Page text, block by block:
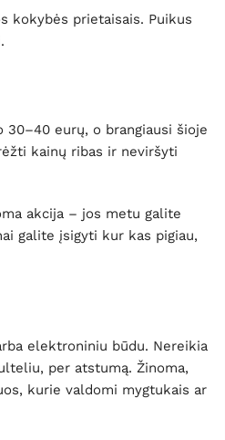
kokybės prietaisais. Puikus
eurų, o brangiausi šioje
kainų ribas ir neviršyti
akcija – jos metu galite
galite įsigyti kur kas pigiau,
elektroniniu būdu. Nereikia
per atstumą. Žinoma,
kurie valdomi mygtukais ar